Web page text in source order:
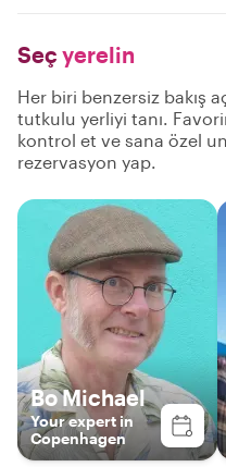
Seç yerelin
Her biri benzersiz bakış
tutkulu yerliyi tanı.
kontrol et ve sana özel
rezervasyon yap.
Bo Michael
Your expert in
Copenhagen